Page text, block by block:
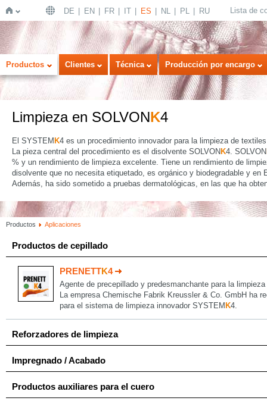
Inicio
DE EN FR IT ES NL PL RU Lista de
Productos Clientes Técnica Producción por encargo
Limpieza en SOLVONK4
El SYSTEM K4 es un procedimiento innovador para la limpieza de
La pieza central del procedimiento es el disolvente SOLVON K4. SOLVON
% y un rendimiento de limpieza excelente. Tiene un rendimiento de
disolvente que no necesita etiquetado, es orgánico y biodegradable y
Además, ha sido sometido a pruebas dermatológicas, en las que ha
Productos Aplicaciones
Productos de cepillado
PRENETTK4
Agente de precepillado y predesmanchante para la
La empresa Chemische Fabrik Kreussler & Co. GmbH ha
para el sistema de limpieza innovador SYSTEM K4.
Reforzadores de limpieza
Impregnado / Acabado
Productos auxiliares para el cuero